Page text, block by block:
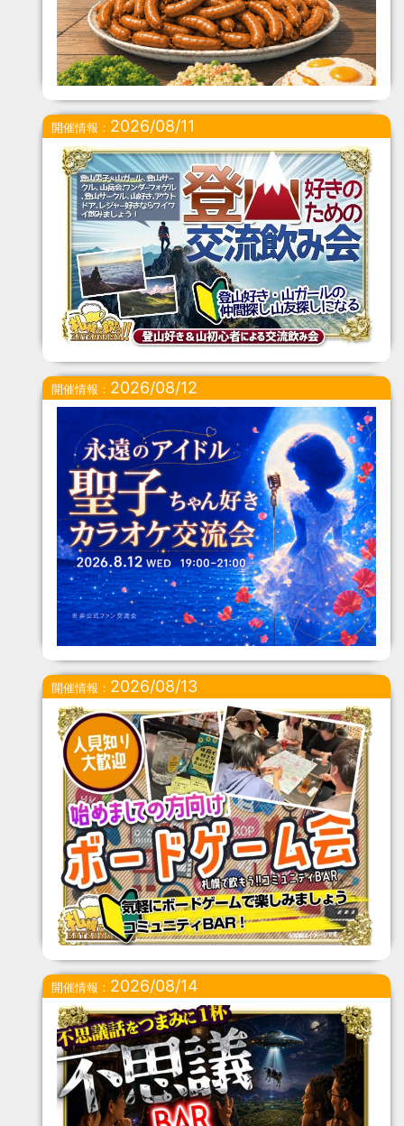
開催情報： 2026/08/11
開催情報： 2026/08/12
開催情報： 2026/08/13
開催情報： 2026/08/14